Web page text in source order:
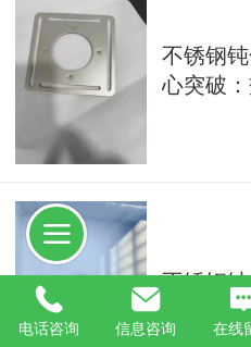
不锈钢
心突破
不锈钢
电话咨询 信息咨询 在线